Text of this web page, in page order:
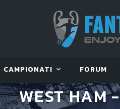
CAMPIONATI FORUM
WEST HAM